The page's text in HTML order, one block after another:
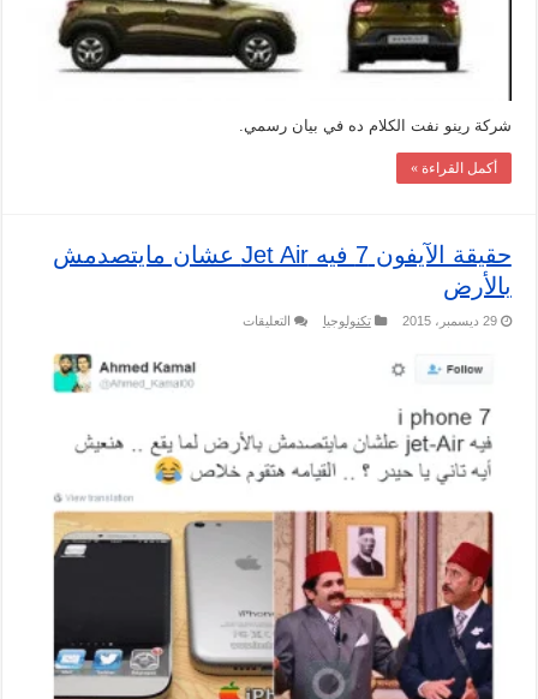
شركة رينو نفت الكلام ده في بيان رسمي.
أكمل القراءة »
حقيقة الآيفون 7 فيه Jet Air عشان مايتصدمش
بالأرض
29 ديسمبر، 2015 تكنولوجيا التعليقات
مايتصدمش
بالأرض
مغلقة